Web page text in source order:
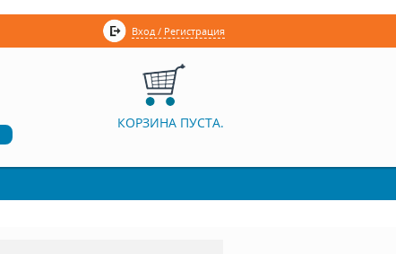
Вход / Регистрация
КОРЗИНА ПУСТА.